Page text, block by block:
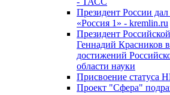
Президент России
«Россия 1» - kremlin.ru
Президент
Геннадий Красников
достижений
области науки
Присвоение статуса
Проект "Сфера"